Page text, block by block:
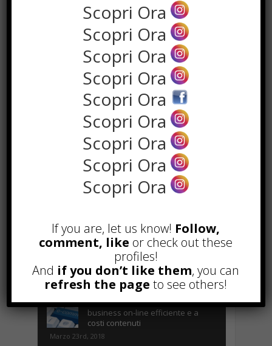
POPOLARI
Alcuni trucchi per avere un blog di
successo
Novembre 22nd, 2016
Novembre 2nd, 2017
Parcheggiare low-cost a Torino
Caselle
Gennaio 24th, 2017
Consigli per intraprendere un
business on-line efficiente e a
costi contenuti
Marzo 23rd, 2018
Scopri Ora
Scopri Ora
Scopri Ora
Scopri Ora
Scopri Ora
Scopri Ora
Scopri Ora
Scopri Ora
Scopri Ora
If you are, let us know! Follow,
comment, like or check out these
profiles!
And if you don’t like them, you can
refresh the page to see others!